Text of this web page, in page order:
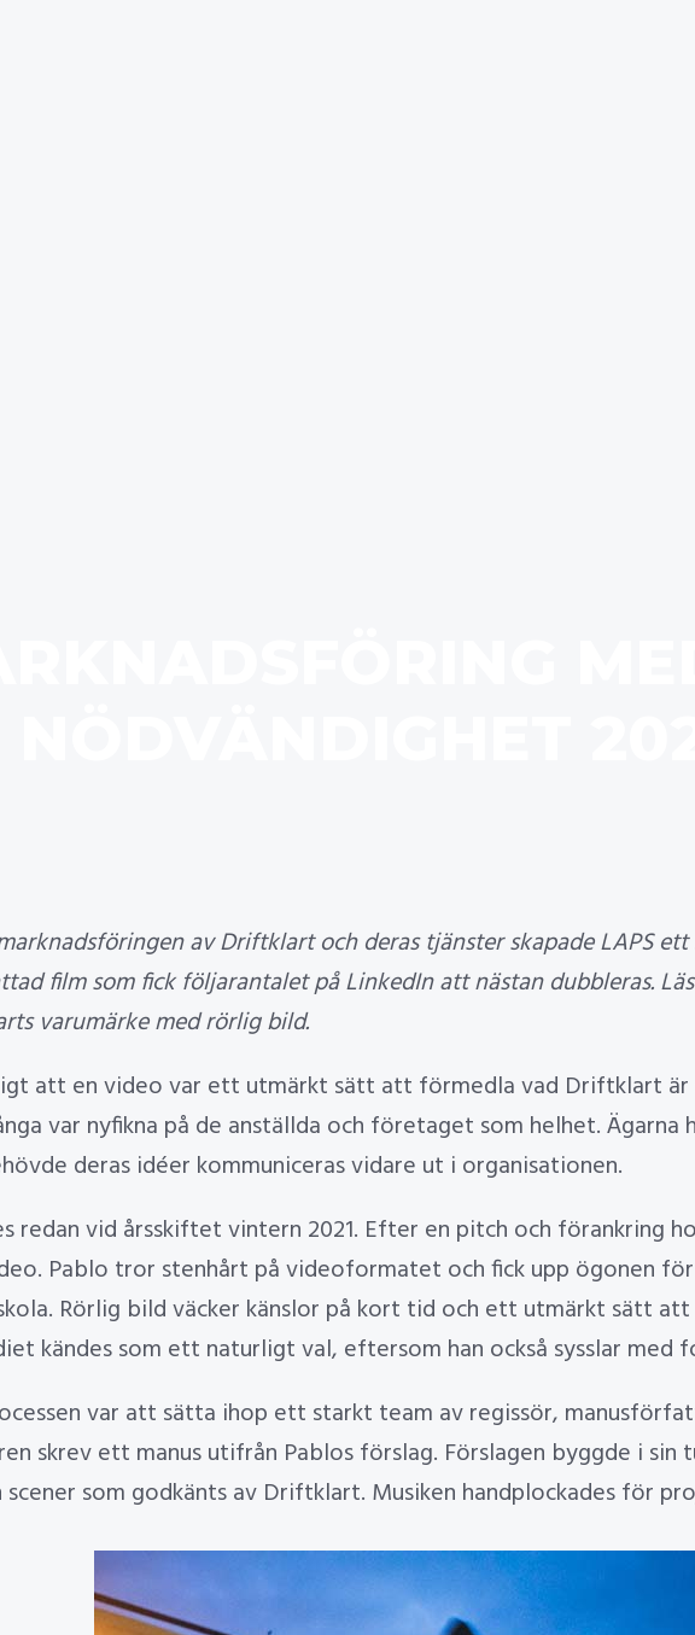
av Driftklart och deras tjänster skapade LAPS
film som fick följarantalet på LinkedIn att nästan dubbleras.
varumärke med rörlig bild.
att en video var ett utmärkt sätt att förmedla vad Driftklart är
var nyfikna på de anställda och företaget som helhet. Ägarna
deras idéer kommuniceras vidare ut i organisationen.
redan vid årsskiftet vintern 2021. Efter en pitch och förankring
Pablo tror stenhårt på videoformatet och fick upp ögonen
Rörlig bild väcker känslor på kort tid och ett utmärkt sätt
kändes som ett naturligt val, eftersom han också sysslar med
var att sätta ihop ett starkt team av regissör,
skrev ett manus utifrån Pablos förslag. Förslagen byggde i
som godkänts av Driftklart. Musiken handplockades för